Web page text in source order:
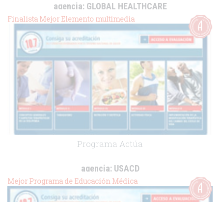
agencia:GLOBAL HEALTHCARE
cliente: Uriach-Aquilea OTC
Finalista Mejor Elemento multimedia
Programa Actúa
agencia:USACD
cliente:Novartis
Mejor Programa de Educación Médica